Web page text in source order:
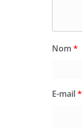
Nom *
E-mail*